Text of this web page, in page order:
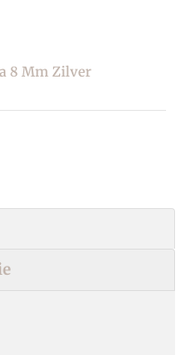
8 Mm Zilver